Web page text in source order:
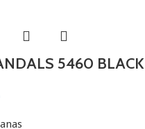
5460 BLACK